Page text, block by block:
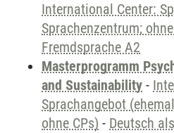
International Center:
Sprachenzentrum;
Fremdsprache A2
Masterprogramm
and Sustainability -
Sprachangebot
ohne CPs) - Deutsch